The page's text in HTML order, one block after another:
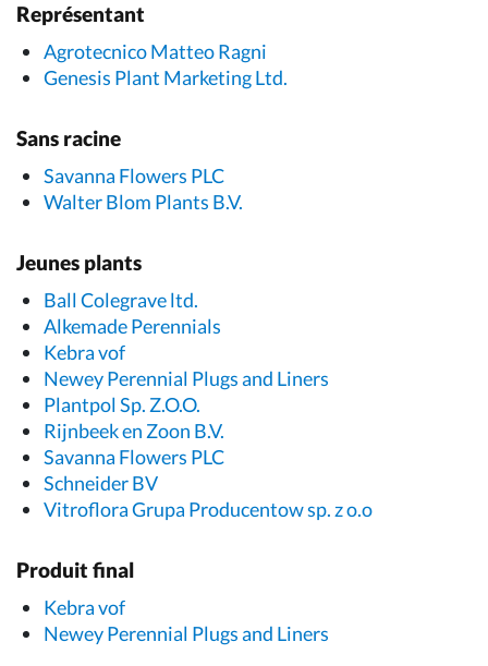
Représentant
Agrotecnico Matteo Ragni
Genesis Plant Marketing Ltd.
Sans racine
Savanna Flowers PLC
Walter Blom Plants B.V.
Jeunes plants
Ball Colegrave ltd.
Alkemade Perennials
Kebra vof
Newey Perennial Plugs and Liners
Plantpol Sp. Z.O.O.
Rijnbeek en Zoon B.V.
Savanna Flowers PLC
Schneider BV
Vitroflora Grupa Producentow sp. z o.o
Produit final
Kebra vof
Newey Perennial Plugs and Liners